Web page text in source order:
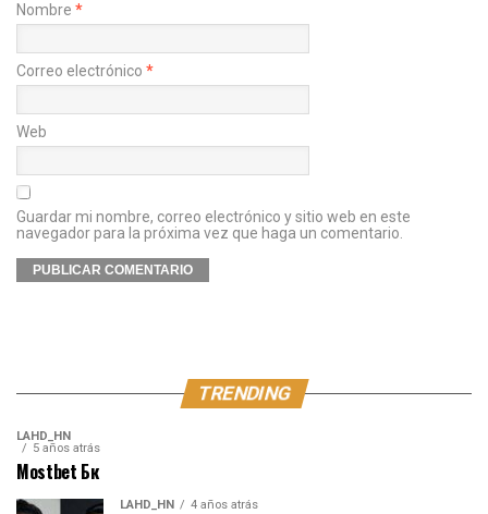
Nombre *
Correo electrónico *
Web
Guardar mi nombre, correo electrónico y sitio web en este
navegador para la próxima vez que haga un comentario.
TRENDING
LAHD_HN
5 años atrás
Mostbet Бк
LAHD_HN 4 años atrás